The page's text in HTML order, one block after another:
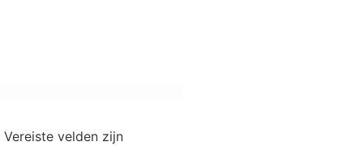
Vereiste velden zijn